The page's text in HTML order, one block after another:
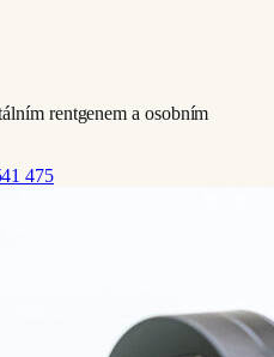
rentgenem a osobním
475